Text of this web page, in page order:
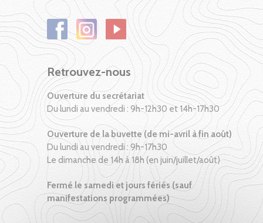
Retrouvez-nous
Ouverture du secrétariat
Du lundi au vendredi : 9h-12h30 et 14h-17h30
Ouverture de la buvette (de mi-avril à fin août)
Du lundi au vendredi : 9h-17h30
Le dimanche de 14h à 18h (en juin/juillet/août)
Fermé le samedi et jours fériés (sauf
manifestations programmées)